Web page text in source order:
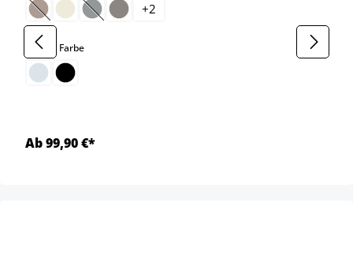
(Diese Option ist zurzeit nicht verfügbar.)
(Diese Option ist zurzeit nicht verfügbar.)
+2
Gestell Farbeauswählen
Ab 99,90 €*